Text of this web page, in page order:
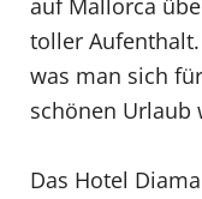
auf Mallorca
toller
was man sich
schönen Urlaub
Das Hotel